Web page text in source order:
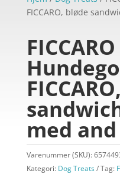
FICCARO, bløde
FICCARO
med
Varenummer (SKU):
Kategori: Dog Treats Tag: